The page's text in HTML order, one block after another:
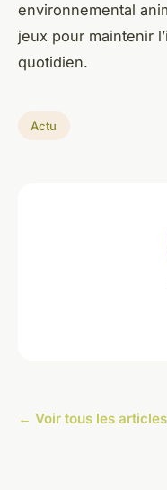
environnemental
jeux pour maintenir
quotidien.
Actu
← Voir tous les